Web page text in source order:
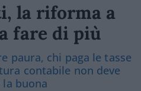
la riforma a
fare di più
paura, chi paga le tasse
contabile non deve
buona